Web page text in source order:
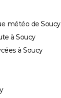
météo de Soucy
à Soucy
à Soucy